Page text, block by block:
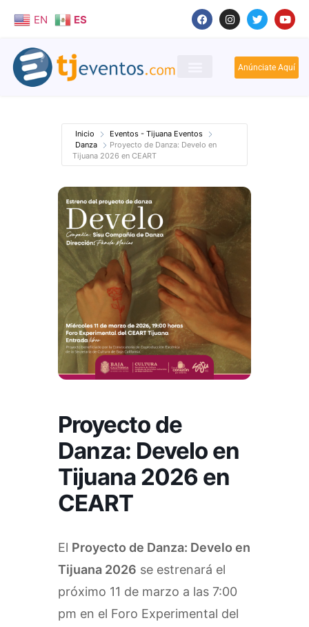
EN ES
Anúnciate Aquí
Inicio
Eventos - Tijuana Eventos
Danza
Proyecto de Danza: Develo en
Tijuana 2026 en CEART
Proyecto de
Danza: Develo en
Tijuana 2026 en
CEART
El Proyecto de Danza: Develo en
Tijuana 2026 se estrenará el
próximo 11 de marzo a las 7:00
pm en el Foro Experimental del